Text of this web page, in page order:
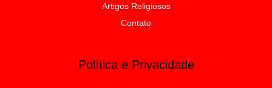
Artigos Religiosos
Contato
Política e Privacidade